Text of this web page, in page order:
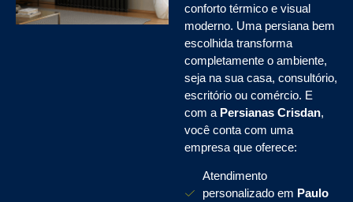
conforto térmico e visual
moderno. Uma persiana bem
escolhida transforma
completamente o ambiente,
seja na sua casa, consultório,
escritório ou comércio. E
com a Persianas Crisdan,
você conta com uma
empresa que oferece:
Atendimento
personalizado em Paulo